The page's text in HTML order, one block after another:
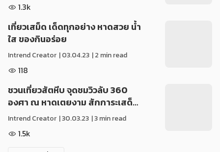
1.3k
เที่ยวเสม็ด เด็ดทุกอย่าง หาดสวย น้ำ
ใส ของกินอร่อย
Intrend Creator |03.04.23 | 2 min read
118
ชวนเที่ยวสัตหีบ จุดชมวิวลับ 360
องศา ณ หาดเตยงาม สักการะเสด็…
Intrend Creator |30.03.23 | 3 min read
1.5k